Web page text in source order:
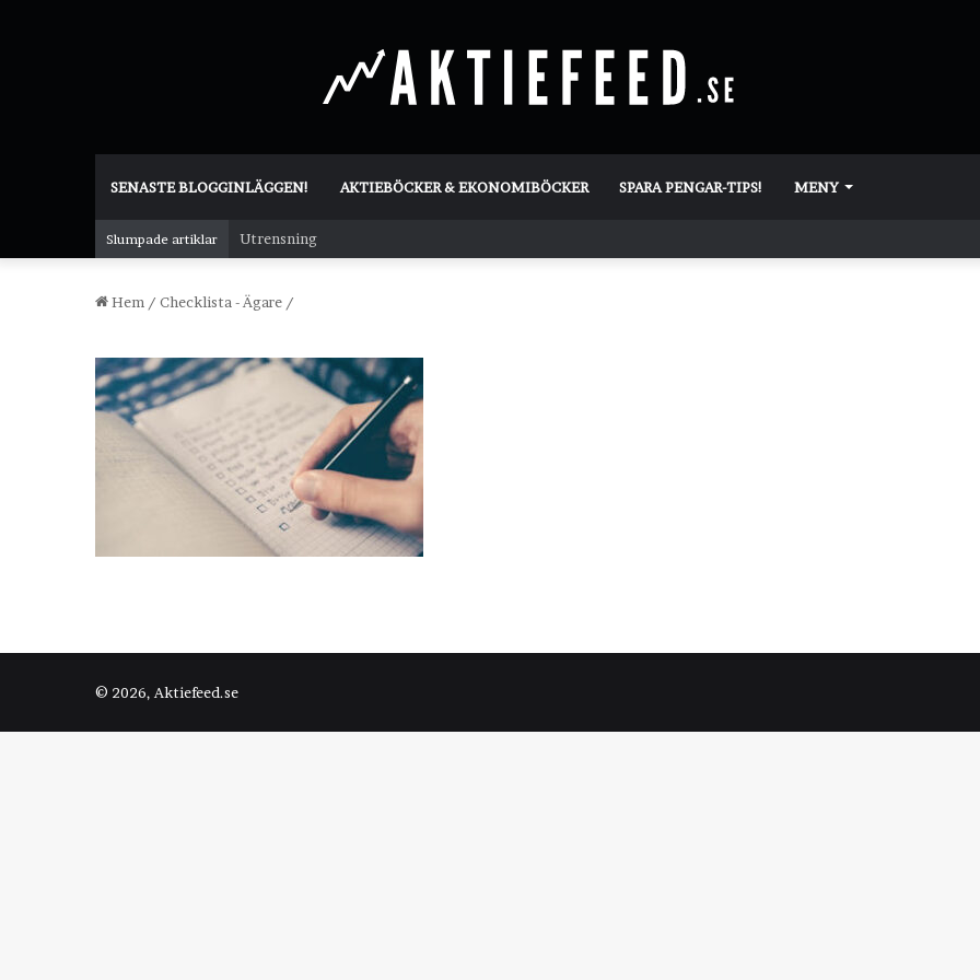
SENASTE BLOGGINLÄGGEN! AKTIEBÖCKER & EKONOMIBÖCKER SPARA PENGAR-TIPS! MENY
Slumpade artiklar Utrensning
Hem / Checklista - Ägare /
© 2026, Aktiefeed.se